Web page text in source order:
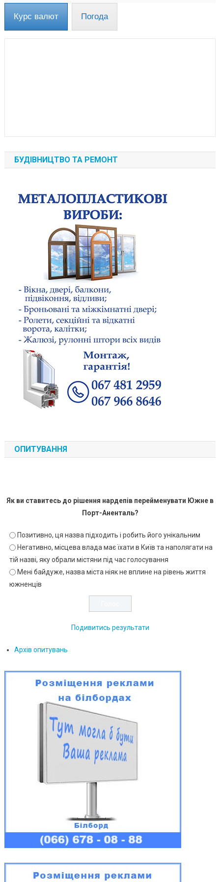
Курс валют Погода
БУДІВНИЦТВО ТА РЕМОНТ
ОПИТУВАННЯ
Як ви ставитесь до рішення нардепів перейменувати Южне в
Порт-Аненталь?
Позитивно, ця назва підходить і робить його унікальним
Негативно, місцева влада має їхати в Київ та наполягати на
тій назві, яку обрали містяни під час голосування
Мені байдуже, назва міста ніяк не вплине на рівень життя
южненців
Подивитись результати
Архів опитувань